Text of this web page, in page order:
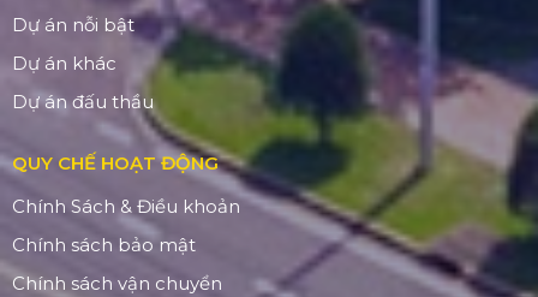
Dự án nỗi bật
Dự án khác
Dự án đấu thầu
QUY CHẾ HOẠT ĐỘNG
Chính Sách & Điều khoản
Chính sách bảo mật
Chính sách vận chuyển